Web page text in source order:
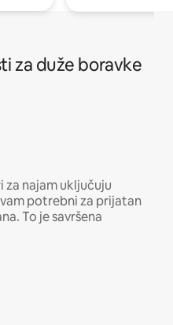
za duže boravke
najam uključuju
potrebni za prijatan
To je savršena